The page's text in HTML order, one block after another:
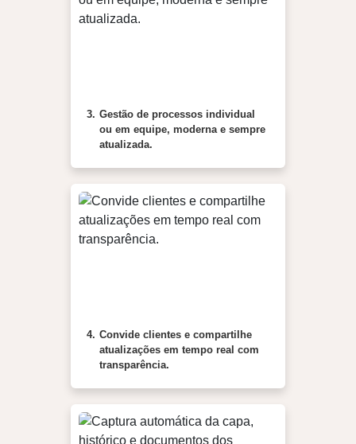
3. Gestão de processos individual
ou em equipe, moderna e sempre
atualizada.
4. Convide clientes e compartilhe
atualizações em tempo real com
transparência.